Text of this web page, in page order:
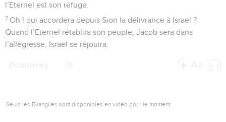
l’Eternel est son refuge.
7 Oh ! qui accordera depuis Sion la délivrance à Israël ?
Quand l’Eternel rétablira son peuple, Jacob sera dans
l’allégresse, Israël se réjouira.
Seuls les Évangiles sont disponibles en vidéo pour le moment.